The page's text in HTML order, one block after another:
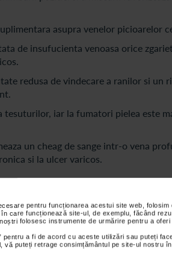
pentru funcționarea acestui site web,
care funcționează site-ul, de exemplu, făcând
folosesc instrumente de urmărire pentru a
pentru a fi de acord cu aceste utilizări sau puteți
vă puteți retrage consimțământul pe site-ul nostru
asupra venelor picioarelor
de insufucienta venoasa orice
redusa de vindecare a ranilor si un
tesuturilor, iar la fumatori pielea este
un cheag de sange intr-o vena
si la ulcer varicos.
varicos este esentiala pentru